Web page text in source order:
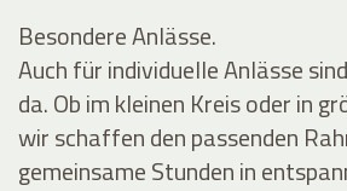
Besondere Anlässe.
Auch für individuelle Anlässe
da. Ob im kleinen Kreis oder in
wir schaffen den passenden
gemeinsame Stunden in